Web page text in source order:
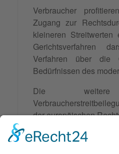
Verbraucher
Zugang zur
kleineren
Gerichtsverfahren
Verfahren über die
Bedürfnissen des
Die
der europäischen
Diskussionen über
digitalen